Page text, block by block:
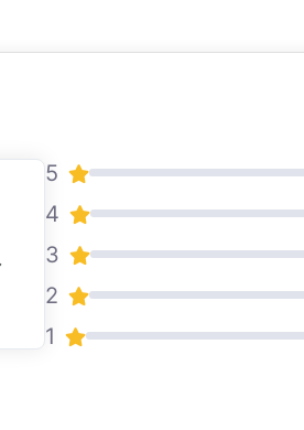
5
4
3
2
1